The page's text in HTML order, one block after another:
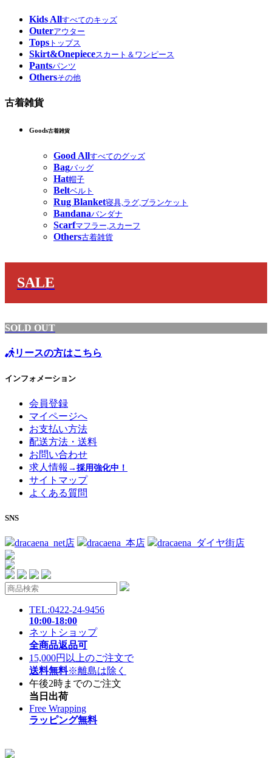
Kids Allすべてのキッズ
Outerアウター
Tops トップス
Skirt&Onepieceスカート＆ワンピース
Pantsパンツ
Othersその他
古着雑貨
Goods古着雑貨
Good Allすべてのグッズ
Bagバッグ
Hat帽子
Beltベルト
Rug Blanket寝具,ラグ,ブランケット
Bandanaバンダナ
Scarfマフラー,スカーフ
Others古着雑貨
SALE
SOLD OUT
リースの方はこちら
インフォメーション
会員登録
マイページへ
お支払い方法
配送方法・送料
お問い合わせ
求人情報 →採用強化中！
サイトマップ
よくある質問
SNS
dracaena_net店 dracaena_本店 dracaena_ダイヤ街店
TEL:0422-24-9456
10:00-18:00
ネットショップ
全商品返品可
15,000円以上のご注文で
送料無料※離島は除く
午後2時までのご注文
当日出荷
Free Wrapping
ラッピング無料